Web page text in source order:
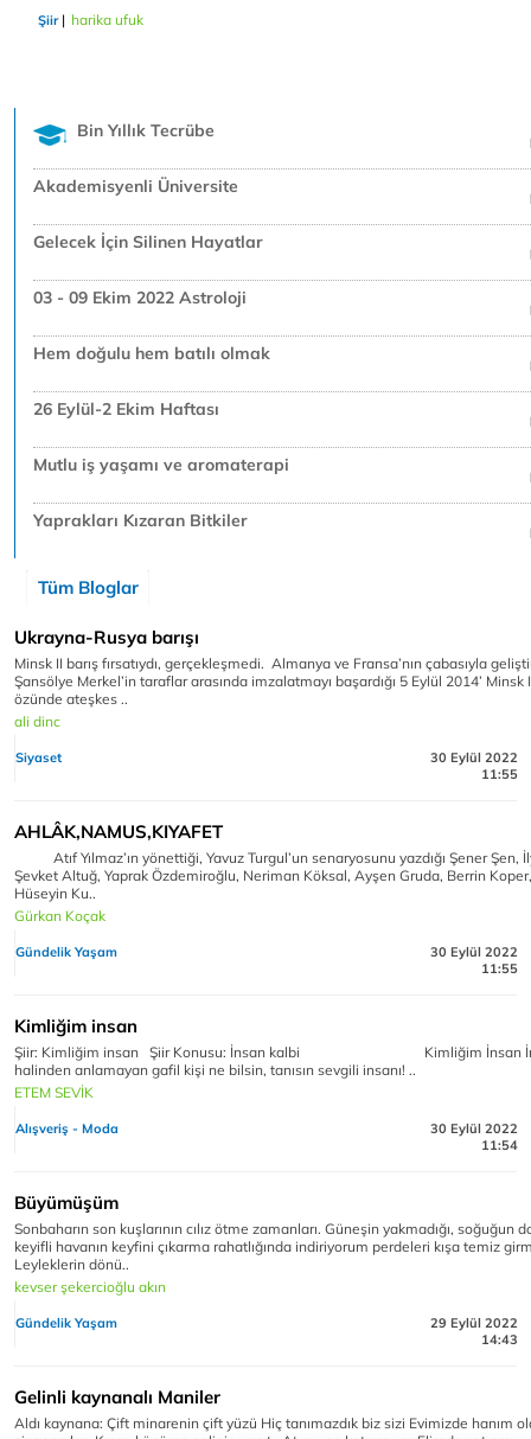
Şiir| harika ufuk
Bin Yıllık Tecrübe
Akademisyenli Üniversite
Gelecek İçin Silinen Hayatlar
03 - 09 Ekim 2022 Astroloji
Hem doğulu hem batılı olmak
26 Eylül-2 Ekim Haftası
Mutlu iş yaşamı ve aromaterapi
Yaprakları Kızaran Bitkiler
Tüm Bloglar
Ukrayna-Rusya barışı
Minsk II barış fırsatıydı, gerçekleşmedi. Almanya ve Fransa’nın çabasıyla
Şansölye Merkel’in taraflar arasında imzalatmayı başardığı 5 Eylül 2014’ Minsk
özünde ateşkes ..
ali dinc
Siyaset
30 Eylül 2022
11:55
AHLÂK,NAMUS,KIYAFET
Atıf Yılmaz’ın yönettiği, Yavuz Turgul’un senaryosunu yazdığı Şener Şen,
Şevket Altuğ, Yaprak Özdemiroğlu, Neriman Köksal, Ayşen Gruda, Berrin
Hüseyin Ku..
Gürkan Koçak
Gündelik Yaşam
30 Eylül 2022
11:55
Kimliğim insan
Şiir: Kimliğim insan Şiir Konusu: İnsan kalbi Kimliğim İnsan
halinden anlamayan gafil kişi ne bilsin, tanısın sevgili insanı! ..
ETEM SEVİK
Alışveriş - Moda
30 Eylül 2022
11:54
Büyümüşüm
Sonbaharın son kuşlarının cılız ötme zamanları. Güneşin yakmadığı, soğuğun
keyifli havanın keyfini çıkarma rahatlığında indiriyorum perdeleri kışa temiz
Leyleklerin dönü..
kevser şekercioğlu akın
Gündelik Yaşam
29 Eylül 2022
14:43
Gelinli kaynanalı Maniler
Aldı kaynana: Çift minarenin çift yüzü Hiç tanımazdık biz sizi Evimizde hanım